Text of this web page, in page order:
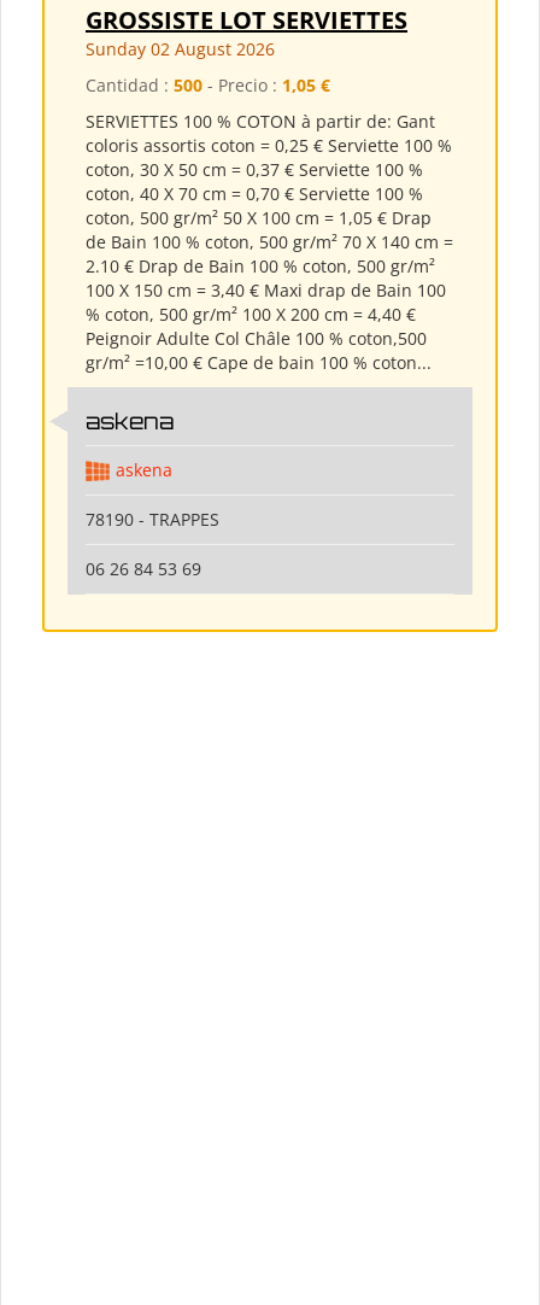
GROSSISTE LOT SERVIETTES
Sunday 02 August 2026
Cantidad : 500 - Precio : 1,05 €
SERVIETTES 100 % COTON à partir de: Gant
coloris assortis coton = 0,25 € Serviette 100 %
coton, 30 X 50 cm = 0,37 € Serviette 100 %
coton, 40 X 70 cm = 0,70 € Serviette 100 %
coton, 500 gr/m² 50 X 100 cm = 1,05 € Drap
de Bain 100 % coton, 500 gr/m² 70 X 140 cm =
2.10 € Drap de Bain 100 % coton, 500 gr/m²
100 X 150 cm = 3,40 € Maxi drap de Bain 100
% coton, 500 gr/m² 100 X 200 cm = 4,40 €
Peignoir Adulte Col Châle 100 % coton,500
gr/m² =10,00 € Cape de bain 100 % coton...
askena
askena
78190 - TRAPPES
06 26 84 53 69